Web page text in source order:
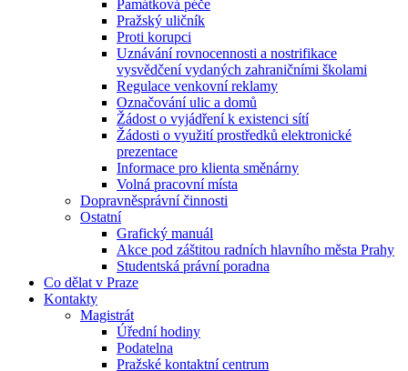
Památková péče
Pražský uličník
Proti korupci
Uznávání rovnocennosti a nostrifikace
vysvědčení vydaných zahraničními školami
Regulace venkovní reklamy
Označování ulic a domů
Žádost o vyjádření k existenci sítí
Žádosti o využití prostředků elektronické
prezentace
Informace pro klienta směnárny
Volná pracovní místa
Dopravněsprávní činnosti
Ostatní
Grafický manuál
Akce pod záštitou radních hlavního města Prahy
Studentská právní poradna
Co dělat v Praze
Kontakty
Magistrát
Úřední hodiny
Podatelna
Pražské kontaktní centrum